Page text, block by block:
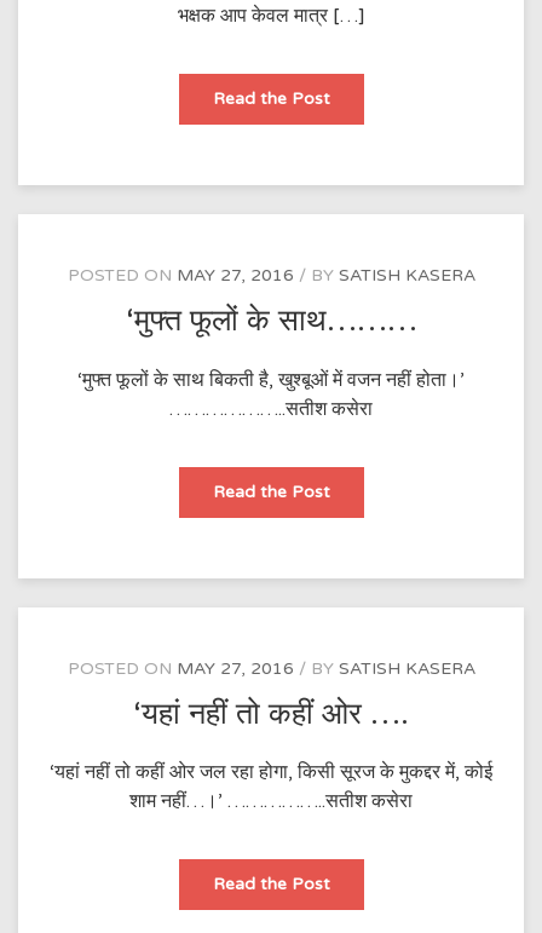
भक्षक आप केवल मात्र […]
Read the Postआग
उठती
POSTED ON MAY 27, 2016 BY SATISH KASERA
‘मुफ्त फूलों के साथ………
‘मुफ्त फूलों के साथ बिकती है, खुश्बूओं में वजन नहीं होता।’
………………..सतीश कसेरा
Read the Post‘मुफ्त
के
POSTED ON MAY 27, 2016 BY SATISH KASERA
‘यहां नहीं तो कहीं ओर ….
‘यहां नहीं तो कहीं ओर जल रहा होगा, किसी सूरज के मुकद्दर में, कोई
शाम नहीं…।’ ……………..सतीश कसेरा
Read the Post‘यहां
तो